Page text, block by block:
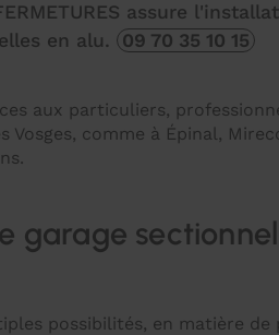
assure
en alu.
09 70 35 10 15
aux particuliers,
Vosges, comme à Épinal,
garage
possibilités, en matière de